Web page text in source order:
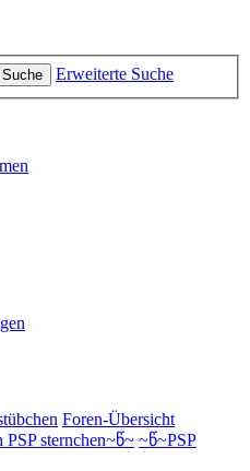
Suche Erweiterte Suche
Foren-Übersicht
sternchen~წ~ ~წ~PSP